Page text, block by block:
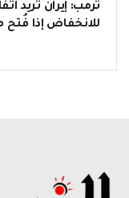
ترمب: إيران تريد
للانخفاض إذا